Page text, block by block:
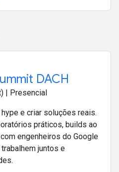
DACH
| Presencial
e criar soluções reais.
práticos, builds ao
engenheiros do Google
juntos e